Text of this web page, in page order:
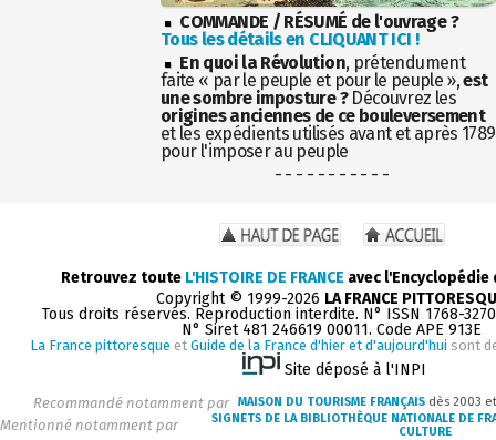
COMMANDE / RÉSUMÉ de l'ouvrage ?
Tous les détails en CLIQUANT ICI !
En quoi la Révolution, prétendument
faite « par le peuple et pour le peuple »,est
une sombre imposture ?Découvrez les
origines anciennes de ce bouleversement
et les expédients utilisés avant et après 1789
pour l'imposer au peuple
- - - - - - - - - - -
Retrouvez toute L'HISTOIRE DE FRANCE avec
Copyright © 1999-2026 LA FRANCE
Tous droits réservés. Reproduction interdite. N° ISSN 1768-
N° Siret 481 246619 00011. Code APE 913E
La France pittoresque et Guide de la France d'hier et d'aujourd'hui sont
Site déposé à l'INPI
Recommandé notamment par MAISON DU TOURISME FRANÇAIS dès 2003
Mentionné notamment par
SIGNETS DE LA BIBLIOTHÈQUE NATIONALE DE
CULTURE